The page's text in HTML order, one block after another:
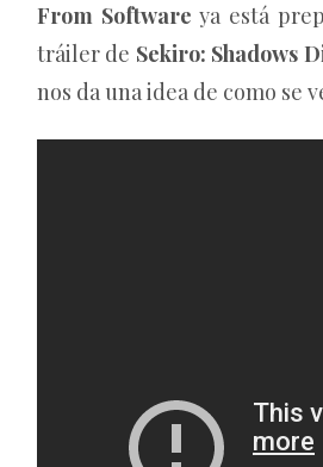
From Software ya está
tráiler de Sekiro: Shadows
nos da una idea de como se